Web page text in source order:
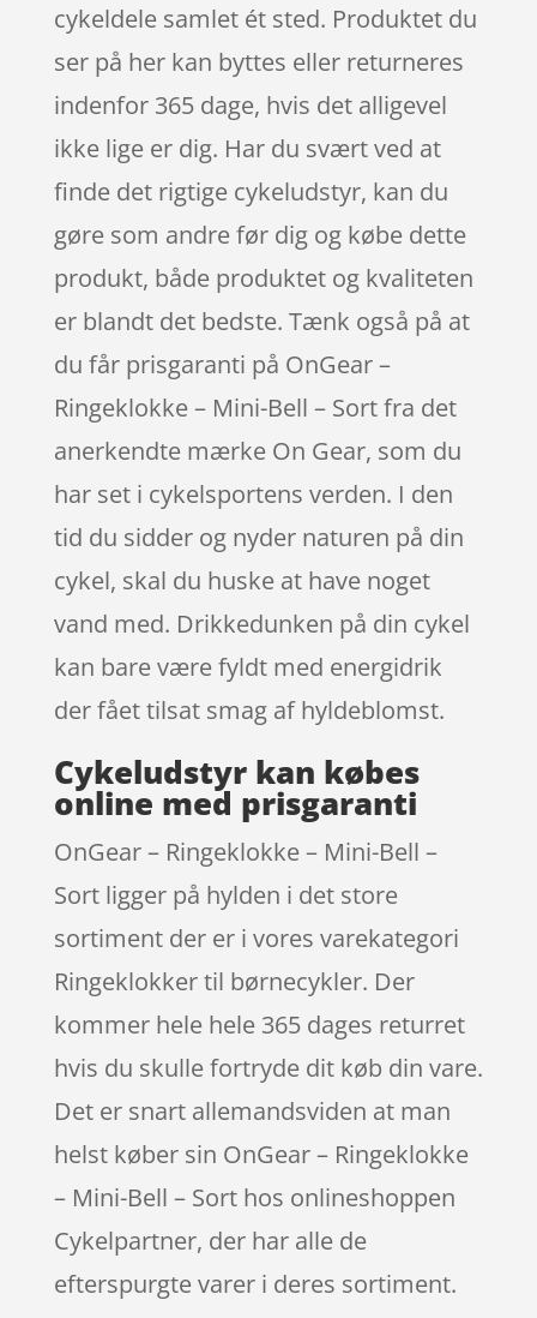
cykeldele samlet ét sted. Produktet du
ser på her kan byttes eller returneres
indenfor 365 dage, hvis det alligevel
ikke lige er dig. Har du svært ved at
finde det rigtige cykeludstyr, kan du
gøre som andre før dig og købe dette
produkt, både produktet og kvaliteten
er blandt det bedste. Tænk også på at
du får prisgaranti på OnGear –
Ringeklokke – Mini-Bell – Sort fra det
anerkendte mærke On Gear, som du
har set i cykelsportens verden. I den
tid du sidder og nyder naturen på din
cykel, skal du huske at have noget
vand med. Drikkedunken på din cykel
kan bare være fyldt med energidrik
der fået tilsat smag af hyldeblomst.
Cykeludstyr kan købes
online med prisgaranti
OnGear – Ringeklokke – Mini-Bell –
Sort ligger på hylden i det store
sortiment der er i vores varekategori
Ringeklokker til børnecykler. Der
kommer hele hele 365 dages returret
hvis du skulle fortryde dit køb din vare.
Det er snart allemandsviden at man
helst køber sin OnGear – Ringeklokke
– Mini-Bell – Sort hos onlineshoppen
Cykelpartner, der har alle de
efterspurgte varer i deres sortiment.